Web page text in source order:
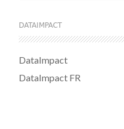
DATAIMPACT
DataImpact
DataImpact FR